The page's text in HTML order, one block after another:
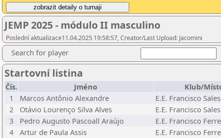
JEMP 2025 - módulo II masculino
Poslední aktualizace11.04.2025 19:58:57, Creator/Last Upload: Jacomini
Search for player
Startovní listina
Čís. Jméno
Klub/
1
Marcos Antônio Alexandre
E.E. Francisco
2
Otávio Lourenço Silva Alves
E.E. Francisco
3
Pedro Augusto Pascoall Araújo
E.E. Francisco
4
Artur de Paula Assis
E.E. Francisco